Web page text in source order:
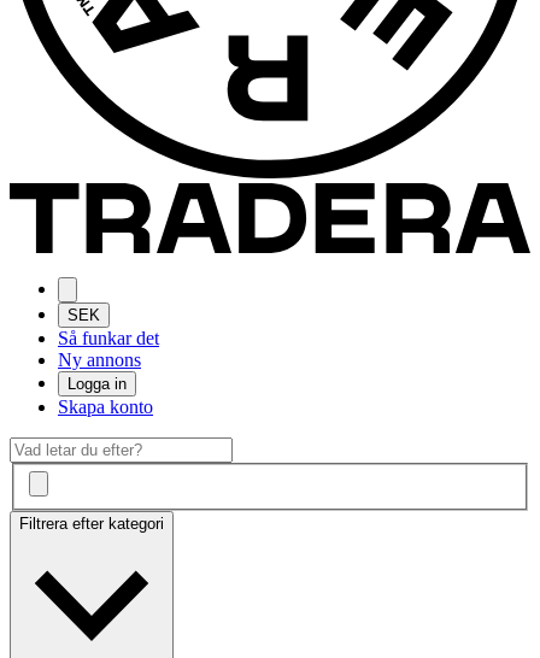
SEK
Så funkar det
Ny annons
Logga in
Skapa konto
Filtrera efter kategori